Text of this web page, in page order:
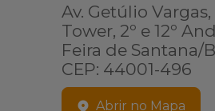
Av. Getúlio
Tower, 2º e 12º
Feira de Santana/
CEP: 44001-496
Abrir no Mapa